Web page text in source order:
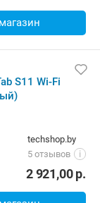
S11 Wi-Fi
techshop.by
5 отзывов
i
2 921,00р.